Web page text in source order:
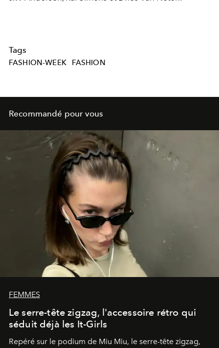
Tags
FASHION-WEEK FASHION
Recommandé pour vous
FEMMES
Le serre-tête zigzag, l'accessoire rétro qui
séduit déjà les It-Girls
Repéré sur le podium de Miu Miu, le serre-tête zigzag,